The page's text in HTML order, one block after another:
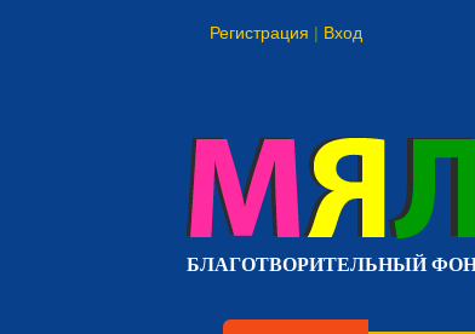
Регистрация | Вход
БЛАГОТВОРИТЕЛЬНЫЙ